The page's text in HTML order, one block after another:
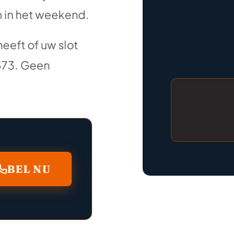
het weekend.
of uw slot
Geen
BEL NU